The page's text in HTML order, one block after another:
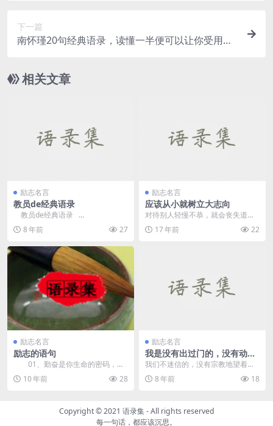
下一篇
南怀瑾20句经典语录，读懂一半便可以让你受用毕
相关文章
励志名言
教员de经典语录
教员de经典语录 ...
8 年前
27
励志名言
应该从小就树立大志向
对待别人轻慢不恭，就会丧失道
德，沉溺于好玩的东西不能自拔，
就会消磨掉志气。 &n...
17 年前 22
励志名言
励志的语句
01、勤奋是你生命的密码，能
译出你一部壮丽的史诗。 0
2、...10 年前 28
励志名言
我是没有出过门的，没有动身
之前不容易动，走出了之后却
就不知道如何流落才
我们不迷信的，没有宗教地望着这
死的帷幕，更是丝毫没有把握，张
开口我们不会呼吁，闭...
8 年前 18
Copyright © 2021 语录集- All rights reserved
每一句话，都应该沉思。